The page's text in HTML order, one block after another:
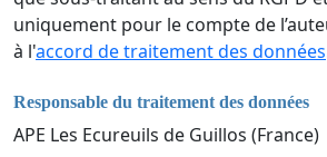
uniquement pour le compte de
à l'accord de traitement des données
Responsable du traitement des données
APE Les Ecureuils de Guillos (France)